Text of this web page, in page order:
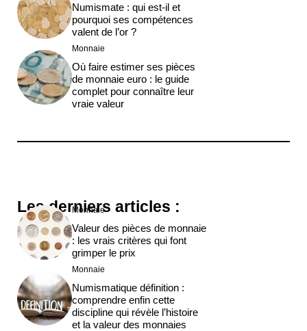
Numismate : qui est-il et
pourquoi ses compétences
valent de l’or ?
Monnaie
Où faire estimer ses pièces
de monnaie euro : le guide
complet pour connaître leur
vraie valeur
Les derniers articles :
Monnaie
Valeur des pièces de monnaie
: les vrais critères qui font
grimper le prix
Monnaie
Numismatique définition :
comprendre enfin cette
discipline qui révèle l’histoire
et la valeur des monnaies